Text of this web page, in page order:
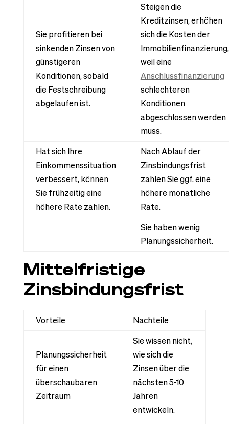
Sie profitieren bei
sinkenden Zinsen von
günstigeren
Konditionen, sobald
die Festschreibung
abgelaufen ist.
Steigen die
Kreditzinsen, erhöhen
sich die Kosten der
Immobilienfinanzierung,
weil eine
Anschlussfinanzierung
schlechteren
Konditionen
abgeschlossen werden
muss.
Hat sich Ihre
Einkommenssituation
verbessert, können
Sie frühzeitig eine
höhere Rate zahlen.
Nach Ablauf der
Zinsbindungsfrist
zahlen Sie ggf. eine
höhere monatliche
Rate.
Sie haben wenig
Planungssicherheit.
Mittelfristige
Zinsbindungsfrist
Vorteile Nachteile
Planungssicherheit
für einen
überschaubaren
Zeitraum
Sie wissen nicht,
wie sich die
Zinsen über die
nächsten 5-10
Jahren
entwickeln.